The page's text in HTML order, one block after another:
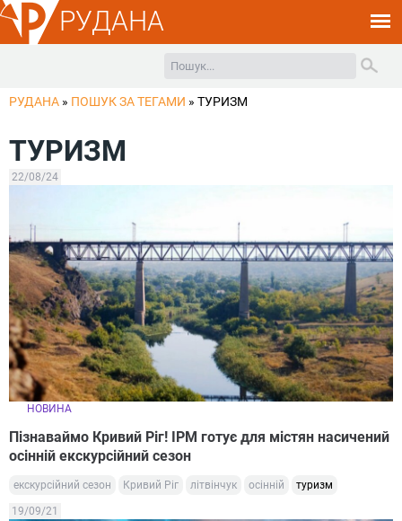
РУДАНА
РУДАНА » ПОШУК ЗА ТЕГАМИ » ТУРИЗМ
ТУРИЗМ
22/08/24
НОВИНА
Пізнаваймо Кривий Ріг! ІРМ готує для містян насичений
осінній екскурсійний сезон
екскурсійний сезон Кривий Ріг літвінчук осінній туризм
19/09/21